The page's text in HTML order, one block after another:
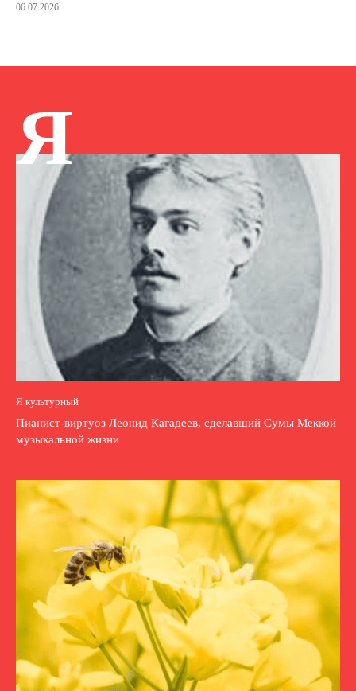
06.07.2026
Я
Я культурный
Пианист-виртуоз Леонид Кагадеев, сделавший Сумы Меккой
музыкальной жизни